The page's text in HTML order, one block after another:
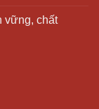
vững, chất